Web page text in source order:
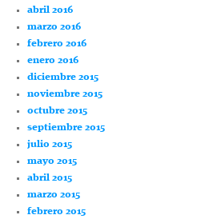
abril 2016
marzo 2016
febrero 2016
enero 2016
diciembre 2015
noviembre 2015
octubre 2015
septiembre 2015
julio 2015
mayo 2015
abril 2015
marzo 2015
febrero 2015